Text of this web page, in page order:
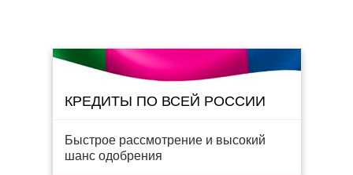
КРЕДИТЫ ПО ВСЕЙ РОССИИ
Быстрое рассмотрение и высокий
шанс одобрения